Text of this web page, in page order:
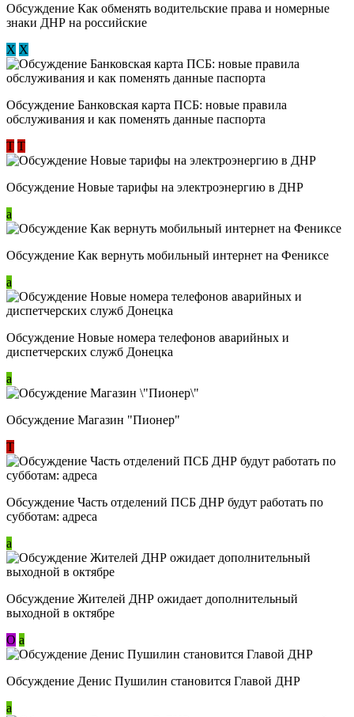
Обсуждение ​Как обменять водительские права и номерные
знаки ДНР на российские
Х Х
Обсуждение ​Банковская карта ПСБ: новые правила
обслуживания и как поменять данные паспорта
Т Т
Обсуждение Новые тарифы на электроэнергию в ДНР
a
Обсуждение Как вернуть мобильный интернет на Фениксе
a
Обсуждение Новые номера телефонов аварийных и
диспетчерских служб Донецка
a
Обсуждение Магазин "Пионер"
Т
Обсуждение Часть отделений ПСБ ДНР будут работать по
субботам: адреса
a
Обсуждение Жителей ДНР ожидает дополнительный
выходной в октябре
О a
Обсуждение Денис Пушилин становится Главой ДНР
a